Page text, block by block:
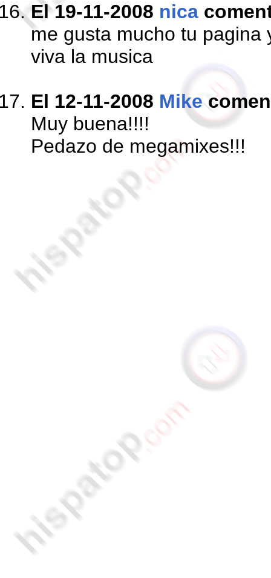
El 19-11-2008 nica
me gusta mucho tu pagina
viva la musica
El 12-11-2008 Mike
Muy buena!!!!
Pedazo de megamixes!!!